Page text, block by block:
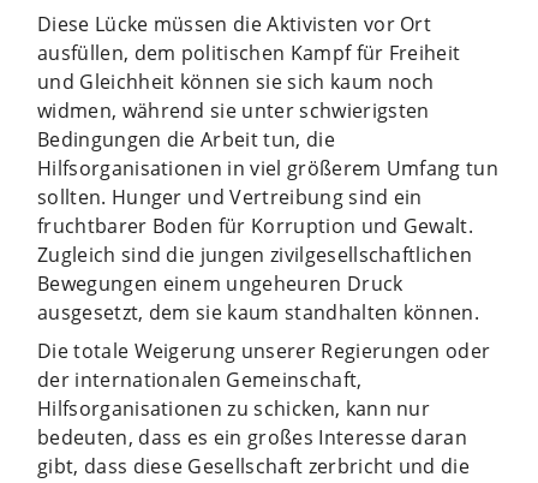
Diese Lücke müssen die Aktivisten vor Ort
ausfüllen, dem politischen Kampf für Freiheit
und Gleichheit können sie sich kaum noch
widmen, während sie unter schwierigsten
Bedingungen die Arbeit tun, die
Hilfsorganisationen in viel größerem Umfang tun
sollten. Hunger und Vertreibung sind ein
fruchtbarer Boden für Korruption und Gewalt.
Zugleich sind die jungen zivilgesellschaftlichen
Bewegungen einem ungeheuren Druck
ausgesetzt, dem sie kaum standhalten können.
Die totale Weigerung unserer Regierungen oder
der internationalen Gemeinschaft,
Hilfsorganisationen zu schicken, kann nur
bedeuten, dass es ein großes Interesse daran
gibt, dass diese Gesellschaft zerbricht und die